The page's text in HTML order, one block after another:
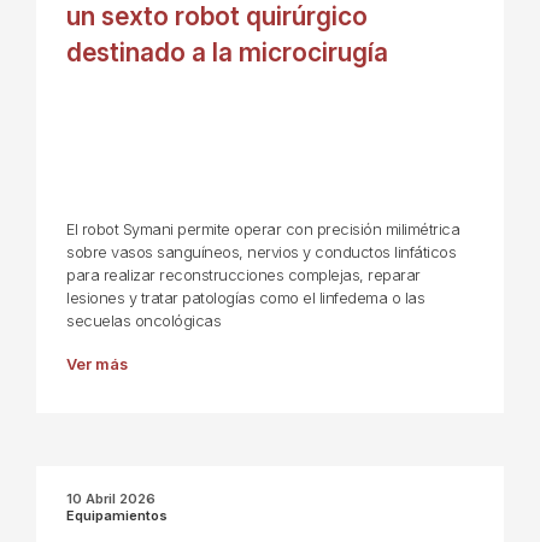
un sexto robot quirúrgico
destinado a la microcirugía
El robot Symani permite operar con precisión milimétrica
sobre vasos sanguíneos, nervios y conductos linfáticos
para realizar reconstrucciones complejas, reparar
lesiones y tratar patologías como el linfedema o las
secuelas oncológicas
Ver más
10 Abril 2026
Equipamientos